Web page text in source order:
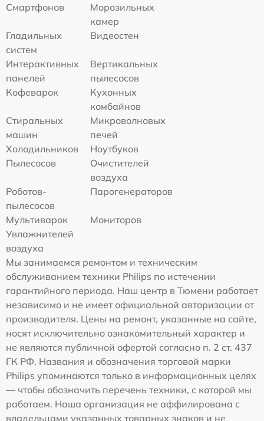
Смартфонов
Морозильных
камер
Гладильных
систем
Видеостен
Интерактивных
панелей
Вертикальных
пылесосов
Кофеварок
Кухонных
комбайнов
Стиральных
машин
Микроволновых
печей
Холодильников
Ноутбуков
Пылесосов
Очистителей
воздуха
Роботов-
пылесосов
Парогенераторов
Мультиварок
Мониторов
Увлажнителей
воздуха
Мы занимаемся ремонтом и техническим
обслуживанием техники Philips по истечении
гарантийного периода. Наш центр в Тюмени работает
независимо и не имеет официальной авторизации от
производителя. Цены на ремонт, указанные на сайте,
носят исключительно ознакомительный характер и
не являются публичной офертой согласно п. 2 ст. 437
ГК РФ. Названия и обозначения торговой марки
Philips упоминаются только в информационных целях
— чтобы обозначить перечень техники, с которой мы
работаем. Наша организация не аффилирована с
владельцами указанных товарных знаков и не